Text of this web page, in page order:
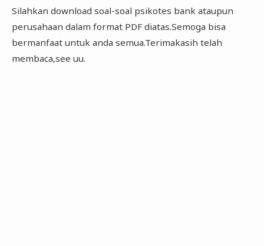
Silahkan download soal-soal psikotes bank ataupun
perusahaan dalam format PDF diatas.Semoga bisa
bermanfaat untuk anda semua.Terimakasih telah
membaca,see uu.